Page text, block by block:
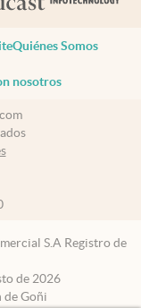
Quiénes Somos
nosotros
S.A Registro de
de 2026
Goñi